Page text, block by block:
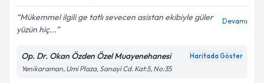
Mükemmel ilgili ge tatlı sevecen asistan ekibiyle güler
yüzün hiç...
Devamı
Op. Dr. Okan Özden Özel Muayenehanesi Haritada Göster
Yenikaraman, Umi Plaza, Sanayi Cd. Kat:5, No:35